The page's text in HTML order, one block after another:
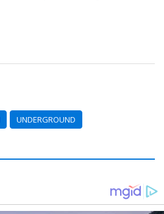
UNDERGROUND